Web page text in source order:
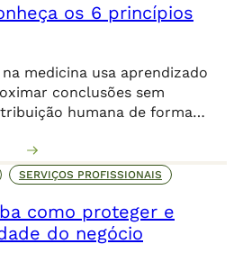
ransomware, que […]
os 6 princípios
medicina usa aprendizado
conclusões sem
humana de forma
SERVIÇOS PROFISSIONAIS
como proteger e
do negócio